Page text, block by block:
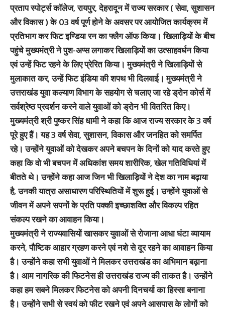
प्रताप स्पोर्ट्स कॉलेज, रायपुर, देहरादून में राज्य सरकार ( सेवा, सुशासन
और विकास ) के 03 वर्ष पूर्ण होने के अवसर पर आयोजित कार्यक्रम में
प्रतिभाग कर फिट इण्डिया रन का फ्लैग ऑफ किया। खिलाड़ियों के बीच
पहुंचे मुख्यमंत्री ने पुश-अप्स लगाकर खिलाड़ियों का उत्साहवर्धन किया
एवं उन्हें फिट रहने के लिए प्रेरित किया। मुख्यमंत्री ने खिलाड़ियों से
मुलाकात कर, उन्हें फिट इंडिया की शपथ भी दिलवाई। मुख्यमंत्री ने
उत्तराखंड युवा कल्याण विभाग के सहयोग से चलाए जा रहे ड्रोन कोर्स में
सर्वश्रेष्ठ प्रदर्शन करने वाले युवाओं को ड्रोन भी वितरित किए।
मुख्यमंत्री श्री पुष्कर सिंह धामी ने कहा कि आज राज्य सरकार के 3 वर्ष
पूरे हुए हैं। यह 3 वर्ष सेवा, सुशासन, विकास और जनहित को समर्पित
रहे। उन्होंने युवाओं को देखकर अपने बचपन के दिनों को याद करते हुए
कहा कि वो भी बचपन में अधिकांश समय शारीरिक, खेल गतिविधियां में
बीतते थे। उन्होंने कहा आज जिन भी खिलाड़ियों ने देश का नाम बढ़ाया
है, उनकी यात्रा असाधारण परिस्थितियों में शुरू हुई। उन्होंने युवाओं से
जीवन में अपने सपनों के प्रति पक्की इच्छाशक्ति और विकल्प रहित
संकल्प रखने का आवाहन किया।
मुख्यमंत्री ने राज्यवासियों खासकर युवाओं से रोजाना आधा घंटा व्यायाम
करने, पौष्टिक आहार ग्रहण करने एवं नशे से दूर रहने का आवाहन किया
है। उन्होंने कहा सभी युवाओं ने मिलकर उत्तराखंड का अभिमान बढ़ाना
है। आम नागरिक की फिटनेस ही उत्तराखंड राज्य की ताकत है। उन्होंने
कहा हम सबने मिलकर फिटनेस को अपनी दिनचर्या का हिस्सा बनाना
है। उन्होंने सभी से स्वयं को फीट रखने एवं अपने आसपास के लोगों को